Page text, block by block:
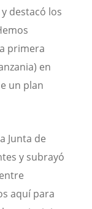
destacó los
primera
en
un plan
Junta de
y subrayó
aquí para